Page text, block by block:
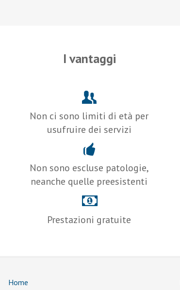
I vantaggi
Non ci sono limiti di età per
usufruire dei servizi
Non sono escluse patologie,
neanche quelle preesistenti
Prestazioni gratuite
Home